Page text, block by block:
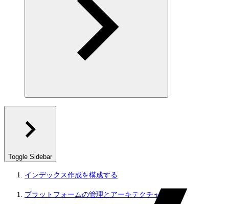
Toggle Sidebar
インデックス作成を構成する
プラットフォームの管理とアーキテクチャ